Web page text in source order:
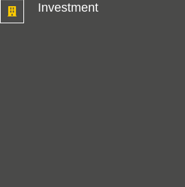
Investment